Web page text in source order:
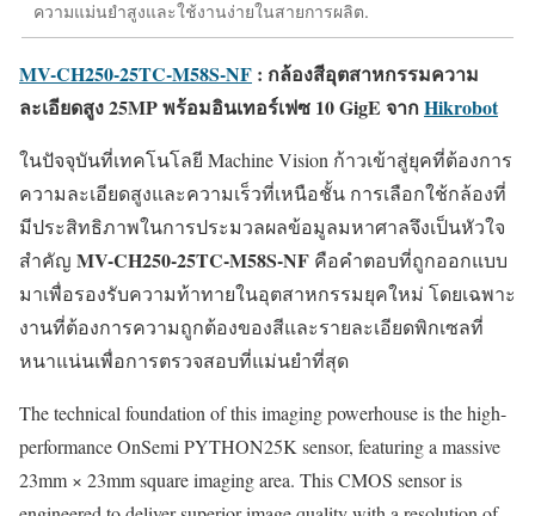
ความแม่นยำสูงและใช้งานง่ายในสายการผลิต.
MV-CH250-25TC-M58S-NF : กล้องสีอุตสาหกรรมความ
ละเอียดสูง 25MP พร้อมอินเทอร์เฟซ 10 GigE จาก Hikrobot
ในปัจจุบันที่เทคโนโลยี Machine Vision ก้าวเข้าสู่ยุคที่ต้องการ
ความละเอียดสูงและความเร็วที่เหนือชั้น การเลือกใช้กล้องที่
มีประสิทธิภาพในการประมวลผลข้อมูลมหาศาลจึงเป็นหัวใจ
สำคัญ MV-CH250-25TC-M58S-NF คือคำตอบที่ถูกออกแบบ
มาเพื่อรองรับความท้าทายในอุตสาหกรรมยุคใหม่ โดยเฉพาะ
งานที่ต้องการความถูกต้องของสีและรายละเอียดพิกเซลที่
หนาแน่นเพื่อการตรวจสอบที่แม่นยำที่สุด
The technical foundation of this imaging powerhouse is the high-
performance OnSemi PYTHON25K sensor, featuring a massive
23mm × 23mm square imaging area. This CMOS sensor is